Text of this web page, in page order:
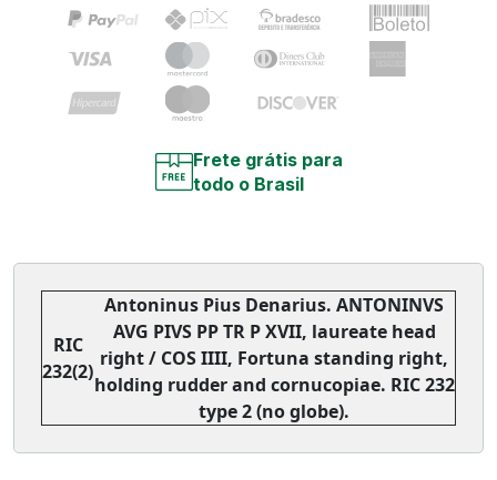
Frete grátis para
todo o Brasil
RIC
232(2)
Antoninus Pius Denarius. ANTONINVS
AVG PIVS PP TR P XVII, laureate head
right / COS IIII, Fortuna standing right,
holding rudder and cornucopiae. RIC 232
type 2 (no globe).